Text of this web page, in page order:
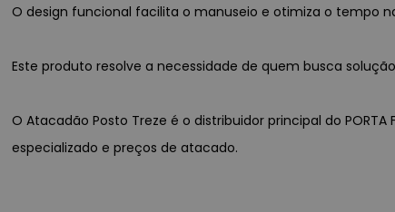
O design funcional facilita o manuseio e otimiza o tempo
Este produto resolve a necessidade de quem busca
O Atacadão Posto Treze é o distribuidor principal do PORTA
especializado e preços de atacado.